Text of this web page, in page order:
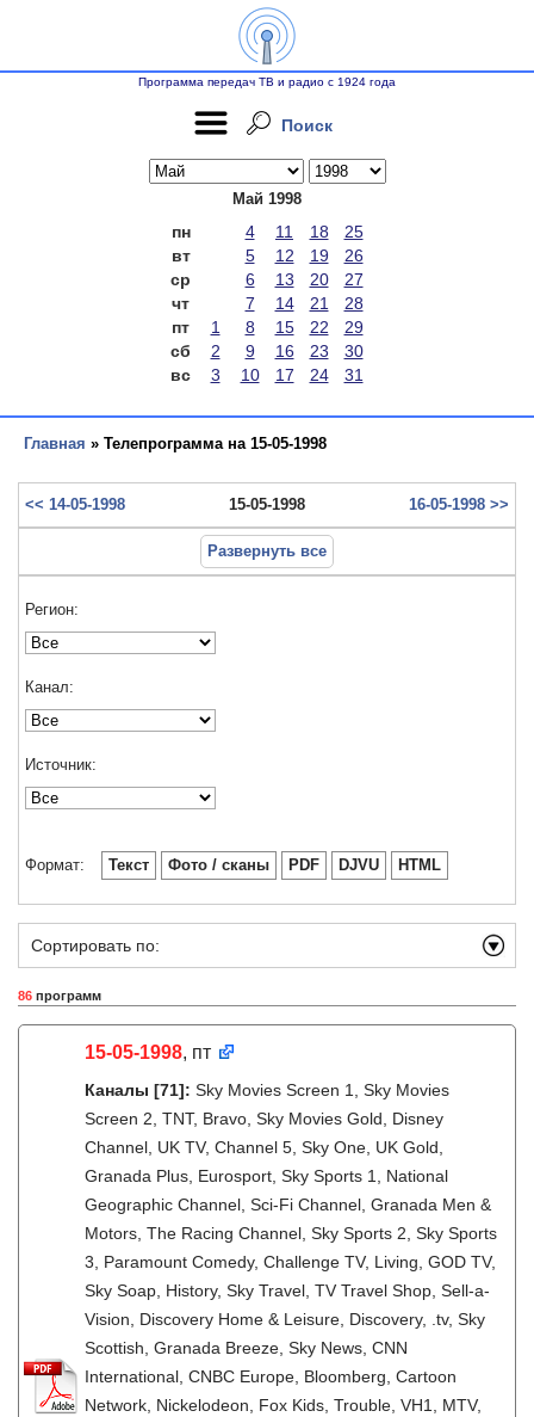
Программа передач ТВ и радио с 1924 года
Поиск
Май 1998
пн 4 11 18
25
вт
5 12 19
26
ср
6 13 20
27
чт
7 14 21
28
пт
1 8 15 22
29
сб
2 9 16 23
30
вс
3 10 17 24 31
Главная » Телепрограмма на 15-05-1998
<< 14-05-1998 15-05-1998 16-05-1998 >>
Развернуть все
Регион:
Канал:
Источник:
Формат: Текст Фото / сканы PDF DJVU HTML
Сортировать по:
86 программ
15-05-1998, пт
Каналы [71]: Sky Movies Screen 1, Sky Movies
Screen 2, TNT, Bravo, Sky Movies Gold, Disney
Channel, UK TV, Channel 5, Sky One, UK Gold,
Granada Plus, Eurosport, Sky Sports 1, National
Geographic Channel, Sci-Fi Channel, Granada Men &
Motors, The Racing Channel, Sky Sports 2, Sky Sports
3, Paramount Comedy, Challenge TV, Living, GOD TV,
Sky Soap, History, Sky Travel, TV Travel Shop, Sell-a-
Vision, Discovery Home & Leisure, Discovery, .tv, Sky
Scottish, Granada Breeze, Sky News, CNN
International, CNBC Europe, Bloomberg, Cartoon
Network, Nickelodeon, Fox Kids, Trouble, VH1, MTV,